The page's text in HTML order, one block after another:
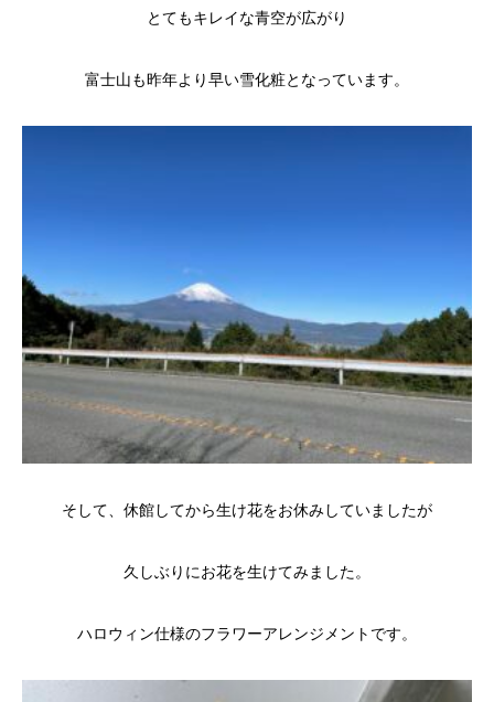
とてもキレイな青空が広がり
富士山も昨年より早い雪化粧となっています。
そして、休館してから生け花をお休みしていましたが
久しぶりにお花を生けてみました。
ハロウィン仕様のフラワーアレンジメントです。